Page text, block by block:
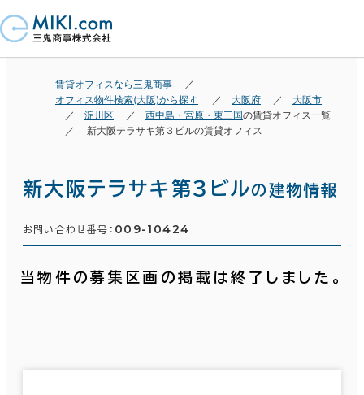
賃貸オフィスなら三鬼商事
オフィス物件検索(大阪)から探す
大阪府
大阪市
淀川区
西中島・宮原・東三国の賃貸オフィス一覧
新大阪テラサキ第３ビルの賃貸オフィス
新大阪テラサキ第３ビルの建物情報
お問い合わせ番号： 009-10424
当物件の募集区画の掲載は終了しました。